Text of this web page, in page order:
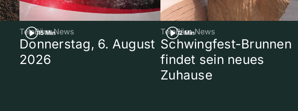
15 Min
TeleBärn News
Donnerstag, 6. August
2026
2 Min
TeleBärn News
Schwingfest-Brunnen
findet sein neues
Zuhause